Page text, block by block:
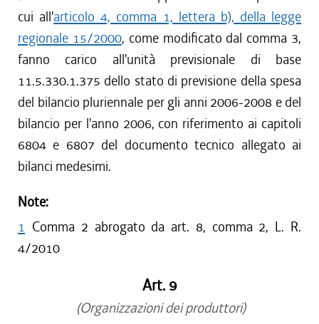
cui all'articolo 4, comma 1, lettera b), della legge
regionale 15/2000, come modificato dal comma 3,
fanno carico all'unità previsionale di base
11.5.330.1.375 dello stato di previsione della spesa
del bilancio pluriennale per gli anni 2006-2008 e del
bilancio per l'anno 2006, con riferimento ai capitoli
6804 e 6807 del documento tecnico allegato ai
bilanci medesimi.
Note:
1 Comma 2 abrogato da art. 8, comma 2, L. R.
4/2010
Art. 9
(Organizzazioni dei produttori)